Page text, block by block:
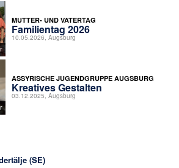
MUTTER- UND VATERTAG
Familientag 2026
10.05.2026, Augsburg
ASSYRISCHE JUGENDGRUPPE AUGSBURG
Kreatives Gestalten
03.12.2025, Augsburg
(SE)